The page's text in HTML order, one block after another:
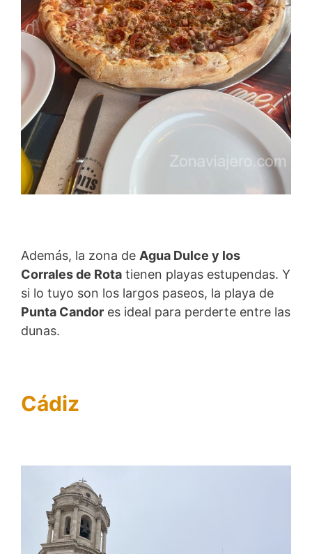
Además, la zona de Agua Dulce y los
Corrales de Rota tienen playas estupendas. Y
si lo tuyo son los largos paseos, la playa de
Punta Candor es ideal para perderte entre las
dunas.
Cádiz